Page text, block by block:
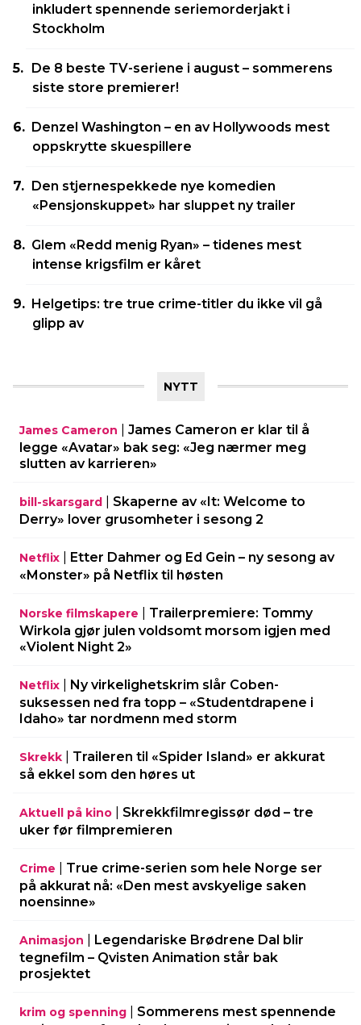
inkludert spennende seriemorderjakt i
Stockholm
De 8 beste TV-seriene i august – sommerens
siste store premierer!
Denzel Washington – en av Hollywoods mest
oppskrytte skuespillere
Den stjernespekkede nye komedien
«Pensjonskuppet» har sluppet ny trailer
Glem «Redd menig Ryan» – tidenes mest
intense krigsfilm er kåret
Helgetips: tre true crime-titler du ikke vil gå
glipp av
NYTT
James Cameron
James Cameron er klar til å
legge «Avatar» bak seg: «Jeg nærmer meg
slutten av karrieren»
bill-skarsgard
Skaperne av «It: Welcome to
Derry» lover grusomheter i sesong 2
Netflix
Etter Dahmer og Ed Gein – ny sesong av
«Monster» på Netflix til høsten
Norske filmskapere
Trailerpremiere: Tommy
Wirkola gjør julen voldsomt morsom igjen med
«Violent Night 2»
Netflix
Ny virkelighetskrim slår Coben-
suksessen ned fra topp – «Studentdrapene i
Idaho» tar nordmenn med storm
Skrekk
Traileren til «Spider Island» er akkurat
så ekkel som den høres ut
Aktuell på kino
Skrekkfilmregissør død – tre
uker før filmpremieren
Crime
True crime-serien som hele Norge ser
på akkurat nå: «Den mest avskyelige saken
noensinne»
Animasjon
Legendariske Brødrene Dal blir
tegnefilm – Qvisten Animation står bak
prosjektet
krim og spenning
Sommerens mest spennende